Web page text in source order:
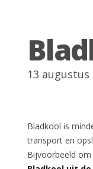
13
Bladkool is
transport en
Bijvoorbeeld